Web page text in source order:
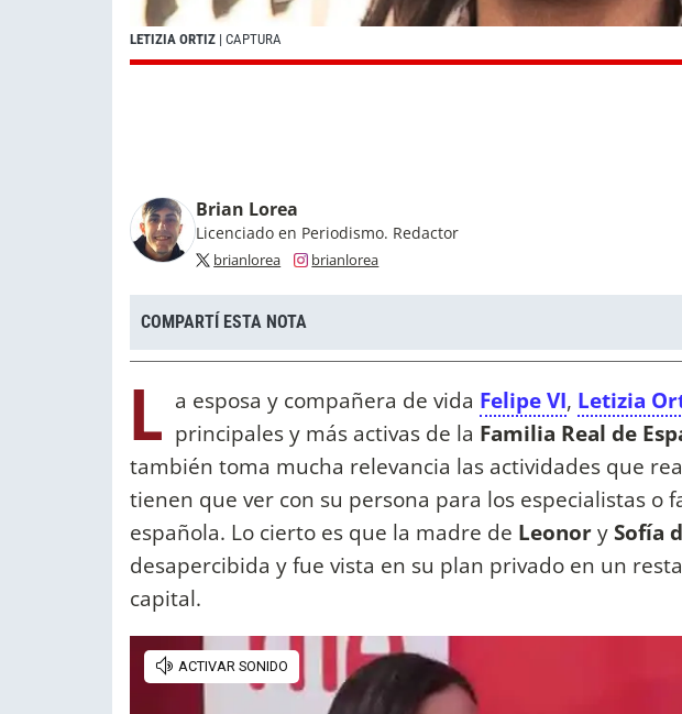
LETIZIA ORTIZ | CAPTURA
Brian Lorea
Licenciado en Periodismo. Redactor
brianlorea brianlorea
COMPARTÍ ESTA NOTA
L a esposa y compañera de vida Felipe VI, Letizia
principales y más activas de la Familia Real de
también toma mucha relevancia las actividades que
tienen que ver con su persona para los especialistas o
española. Lo cierto es que la madre de LeonorySofía
desapercibida y fue vista en su plan privado en un
capital.